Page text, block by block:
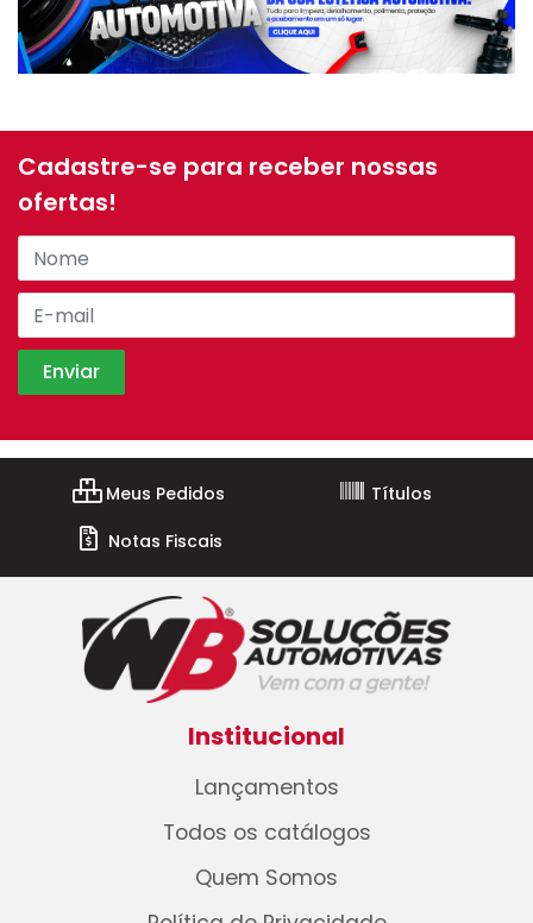
Cadastre-se para receber nossas
ofertas!
Meus Pedidos
Títulos
Notas Fiscais
Institucional
Lançamentos
Todos os catálogos
Quem Somos